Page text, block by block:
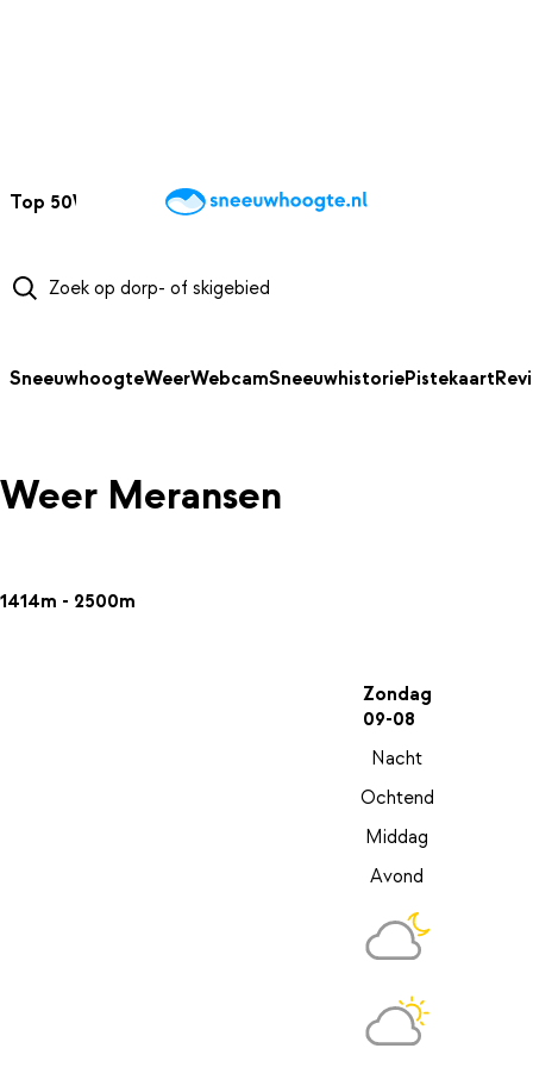
Top 50Webcams WintersportweerKaarten
SneeuwhoogteWeerWebcamSneeuwhistoriePistekaart
Weer Meransen
1414m - 2500m
Zondag
09-08
Nacht
Ochtend
Middag
Avond